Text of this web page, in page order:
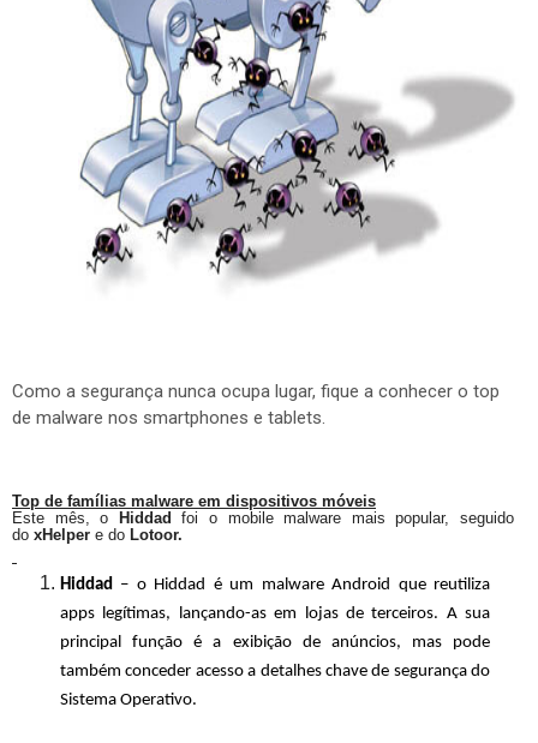
Como a segurança nunca ocupa lugar, fique a conhecer o top
de malware nos smartphones e tablets.
Top de famílias malware em dispositivos móveis
Este mês, o
Hiddad
foi o mobile malware mais popular, seguido
do xHelper e do Lotoor.
Hiddad – o Hiddad é um malware Android que reutiliza
apps legítimas, lançando-as em lojas de terceiros. A sua
principal função é a exibição de anúncios, mas pode
também conceder acesso a detalhes chave de segurança do
Sistema Operativo.